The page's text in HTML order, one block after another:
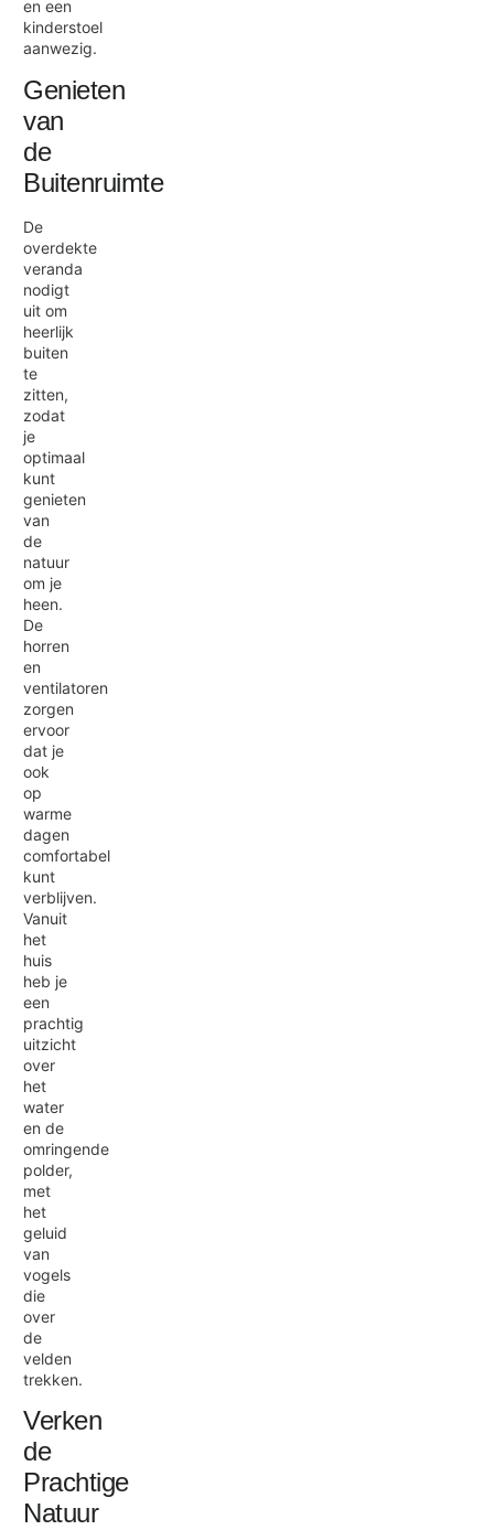
en een
kinderstoel
aanwezig.
Genieten
van
de
Buitenruimte
De
overdekte
veranda
nodigt
uit om
heerlijk
buiten
te
zitten,
zodat
je
optimaal
kunt
genieten
van
de
natuur
om je
heen.
De
horren
en
ventilatoren
zorgen
ervoor
dat je
ook
op
warme
dagen
comfortabel
kunt
verblijven.
Vanuit
het
huis
heb je
een
prachtig
uitzicht
over
het
water
en de
omringende
polder,
met
het
geluid
van
vogels
die
over
de
velden
trekken.
Verken
de
Prachtige
Natuur